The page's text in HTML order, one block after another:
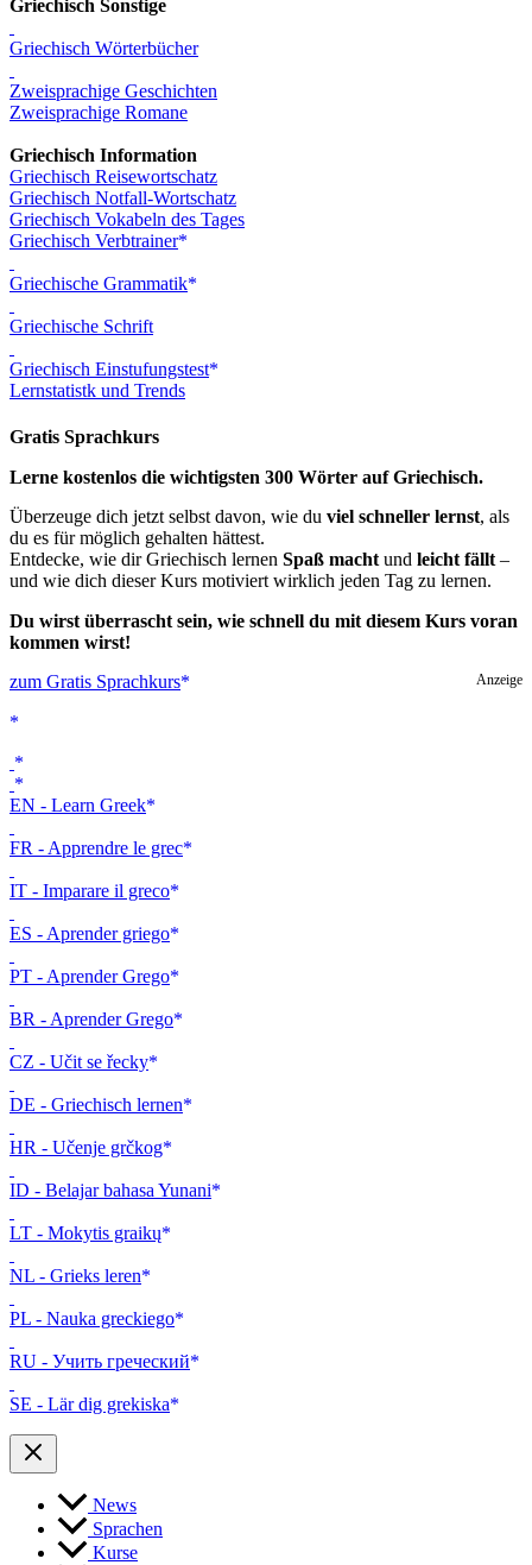
Griechisch Sonstige
Griechisch Wörterbücher
Zweisprachige Geschichten
Zweisprachige Romane
Griechisch Information
Griechisch Reisewortschatz
Griechisch Notfall-Wortschatz
Griechisch Vokabeln des Tages
Griechisch Verbtrainer
Griechische Grammatik
Griechische Schrift
Griechisch Einstufungstest
Lernstatistk und Trends
Gratis Sprachkurs
Lerne kostenlos die wichtigsten 300 Wörter auf Griechisch.
Überzeuge dich jetzt selbst davon, wie du viel schneller lernst, als
du es für möglich gehalten hättest.
Entdecke, wie dir Griechisch lernen Spaß macht und leicht fällt –
und wie dich dieser Kurs motiviert wirklich jeden Tag zu lernen.
Du wirst überrascht sein, wie schnell du mit diesem Kurs voran
kommen wirst!
Anzeige
zum Gratis Sprachkurs
EN - Learn Greek
FR - Apprendre le grec
IT - Imparare il greco
ES - Aprender griego
PT - Aprender Grego
BR - Aprender Grego
CZ - Učit se řecky
DE - Griechisch lernen
HR - Učenje grčkog
ID - Belajar bahasa Yunani
LT - Mokytis graikų
NL - Grieks leren
PL - Nauka greckiego
RU - Учить греческий
SE - Lär dig grekiska
News
Sprachen
Kurse